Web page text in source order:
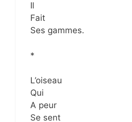
Il
Fait
Ses gammes.
*
L’oiseau
Qui
A peur
Se sent